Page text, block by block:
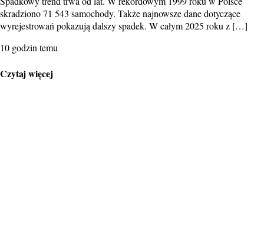
skradziono 71 543 samochody. Także najnowsze dane dotyczące
wyrejestrowań pokazują dalszy spadek. W całym 2025 roku z […]
10 godzin temu
Czytaj więcej